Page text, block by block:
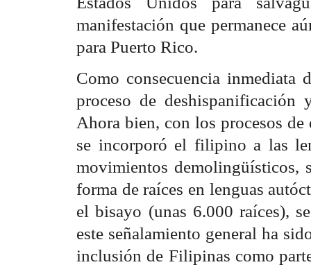
manifestación que permanece
para Puerto Rico.
Como consecuencia inmediata
proceso de
Ahora bien, con los procesos
se incorporó el filipino a las
movimientos demolingüísticos,
forma de raíces en lenguas
el bisayo (unas 6.000 raíces),
este señalamiento general ha
inclusión de Filipinas como